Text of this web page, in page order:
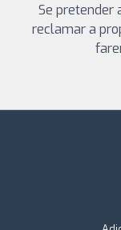
Se pretender
reclamar a